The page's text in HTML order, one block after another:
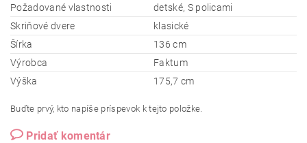
Požadované vlastnosti
detské, S policami
Skriňové dvere
klasické
Šírka
136 cm
Výrobca
Faktum
Výška
175,7 cm
Buďte prvý, kto napíše príspevok k tejto položke.
Pridať komentár